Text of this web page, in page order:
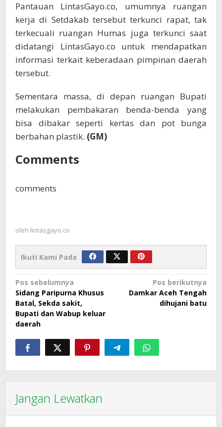
Pantauan LintasGayo.co, umumnya ruangan
kerja di Setdakab tersebut terkunci rapat, tak
terkecuali ruangan Humas juga terkunci saat
didatangi LintasGayo.co untuk mendapatkan
informasi terkait keberadaan pimpinan daerah
tersebut.
Sementara massa, di depan ruangan Bupati
melakukan pembakaran benda-benda yang
bisa dibakar seperti kertas dan pot bunga
berbahan plastik. (GM)
Comments
comments
oleh lintasgayo.co
Ikuti Kami Pada
Navigasi
pos
Pos sebelumnya
Sidang Paripurna Khusus
Batal, Sekda sakit,
Bupati dan Wabup keluar
daerah
Pos berikutnya
Damkar Aceh Tengah
dihujani batu
Jangan Lewatkan